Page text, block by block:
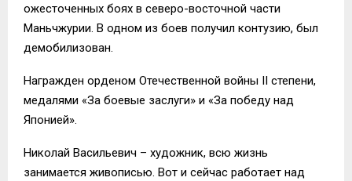
ожесточенных боях в северо-восточной части
Маньчжурии. В одном из боев получил контузию, был
демобилизован.
Награжден орденом Отечественной войны II степени,
медалями «За боевые заслуги» и «За победу над
Японией».
Николай Васильевич – художник, всю жизнь
занимается живописью. Вот и сейчас работает над